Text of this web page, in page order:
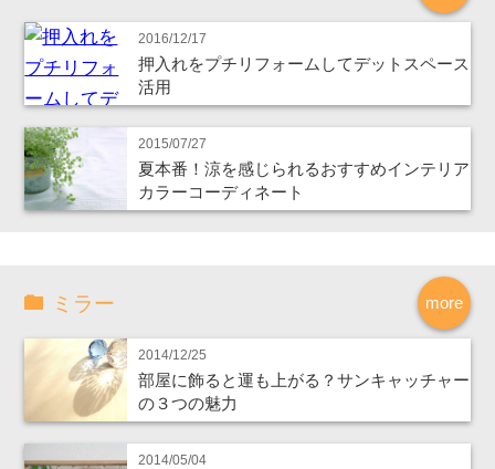
2016/12/17
押入れをプチリフォームしてデットスペース
活用
2015/07/27
夏本番！涼を感じられるおすすめインテリア
カラーコーディネート
more
ミラー
2014/12/25
部屋に飾ると運も上がる？サンキャッチャー
の３つの魅力
2014/05/04